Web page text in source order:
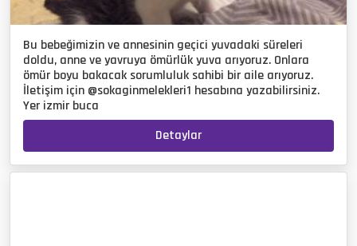
Bu bebeğimizin ve annesinin geçici yuvadaki süreleri
doldu, anne ve yavruya ömürlük yuva arıyoruz. Onlara
ömür boyu bakacak sorumluluk sahibi bir aile arıyoruz.
İletişim için @sokaginmelekleri1 hesabına yazabilirsiniz.
Yer izmir buca
Detaylar